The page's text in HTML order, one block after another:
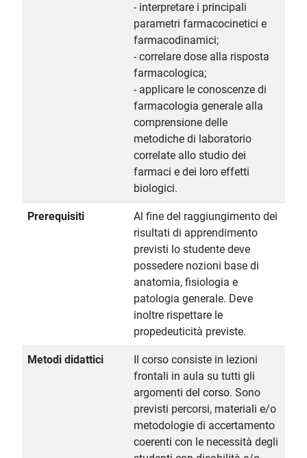
- interpretare i principali
parametri farmacocinetici e
farmacodinamici;
- correlare dose alla risposta
farmacologica;
- applicare le conoscenze di
farmacologia generale alla
comprensione delle
metodiche di laboratorio
correlate allo studio dei
farmaci e dei loro effetti
biologici.
Prerequisiti
Al fine del raggiungimento dei
risultati di apprendimento
previsti lo studente deve
possedere nozioni base di
anatomia, fisiologia e
patologia generale. Deve
inoltre rispettare le
propedeuticità previste.
Metodi didattici
Il corso consiste in lezioni
frontali in aula su tutti gli
argomenti del corso. Sono
previsti percorsi, materiali e/o
metodologie di accertamento
coerenti con le necessità degli